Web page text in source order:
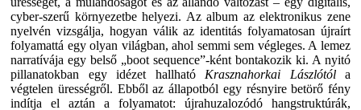
cyber-szerű környezetbe helyezi. Az album az elektronikus zene
nyelvén vizsgálja, hogyan válik az identitás folyamatosan újraírt
folyamattá egy olyan világban, ahol semmi sem végleges. A lemez
narratívája egy belső „boot sequence”-ként bontakozik ki. A nyitó
pillanatokban egy idézet hallhatóKrasznahorkai Lászlótól a
végtelen ürességről. Ebből az állapotból egy résnyire betörő fény
indítja el aztán a folyamatot: újrahuzalozódó hangstruktúrák,